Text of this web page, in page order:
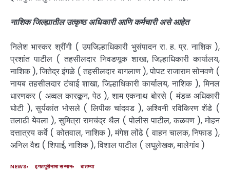
नाशिक जिल्ह्यातील उत्कृष्ठ अधिकारी आणि कर्मचारी असे आहेत
निलेश भास्कर श्रींगी ( उपजिल्हाधिकारी भुसंपादन रा. ह. प्र. नाशिक ),
प्रशांत पाटील ( तहसीलदार निवडणूक शाखा, जिल्हाधिकारी कार्यालय,
नाशिक ), जितेद्र इंगळे ( तहसीलदार बागलाण ), पोपट राजाराम सोनवणे (
नायब तहसीलदार टंचाई शाखा, जिल्हाधिकारी कार्यालय, नाशिक ), मिनल
धारणकर ( अव्वल कारकून, पेठ ), शाम एकनाथ बोरसे ( मंडळ अधिकारी
घोटी ), सुर्यकांत भोसले ( लिपीक चांदवड ), अश्विनी रविकिरण शेंडे (
तलाठी येवला ), सुमित्रा रामचंद्र थैल ( पोलीस पाटील, कळवण ), मोहन
दत्तात्रय कर्वे ( कोतवाल, नाशिक ), मंगेश लोंढे ( वाहन चालक, निफाड ),
अनिल वैद्य ( शिपाई, नाशिक ), विशाल पाटील ( लघुलेखक, मालेगांव )
NEWS इगतपुरीनामा सन्मान बातम्या